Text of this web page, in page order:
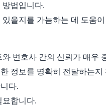
방법입니다.
을지를 가늠하는 데 도움
변호사 간의 신뢰가 매우
정보를 명확히 전달하는
다.
요합니다.